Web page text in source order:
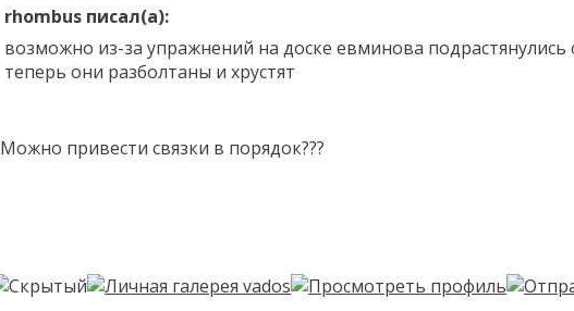
rhombus писал(а):
возможно из-за упражнений на доске евминова подрастянулись
теперь они разболтаны и хрустят
Можно привести связки в порядок???